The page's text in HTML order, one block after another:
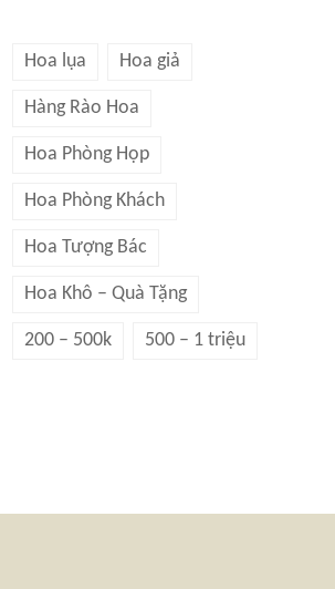
Hoa lụa Hoa giả
Hàng Rào Hoa
Hoa Phòng Họp
Hoa Phòng Khách
Hoa Tượng Bác
Hoa Khô – Quà Tặng
200 – 500k 500 – 1 triệu